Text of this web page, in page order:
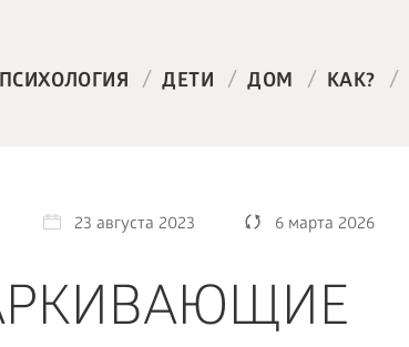
ПСИХОЛОГИЯ / ДЕТИ / ДОМ / КАК? /
23 августа 2023 6 марта 2026